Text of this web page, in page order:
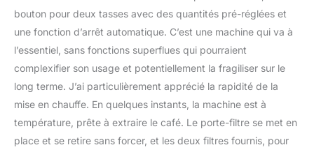
machine seront trop
élevées et la machine
protection contre la
surchauffe. Les voyants
pour 1 tasse ou 2 tasses
clignoteront à plusieurs
étapes du guide inclus
pour refroidir la machine.
bouton pour deux tasses avec des quantités pré-réglées et
une fonction d’arrêt automatique. C’est une machine qui va à
l’essentiel, sans fonctions superflues qui pourraient
complexifier son usage et potentiellement la fragiliser sur le
long terme. J’ai particulièrement apprécié la rapidité de la
mise en chauffe. En quelques instants, la machine est à
température, prête à extraire le café. Le porte-filtre se met en
place et se retire sans forcer, et les deux filtres fournis, pour